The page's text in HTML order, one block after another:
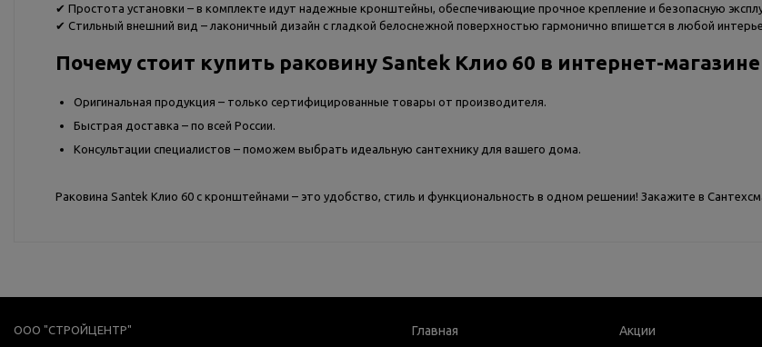
✔ Простота установки – в комплекте идут надежные кронштейны, обеспечивающие прочное крепление и безопасную
✔ Стильный внешний вид – лаконичный дизайн с гладкой белоснежной поверхностью гармонично впишется в любой
Почему стоит купить раковину Santek Клио 60 в интернет-
Оригинальная продукция – только сертифицированные товары от производителя.
Быстрая доставка – по всей России.
Консультации специалистов – поможем выбрать идеальную сантехнику для вашего дома.
Раковина Santek Клио 60 с кронштейнами – это удобство, стиль и функциональность в одном решении! Закажите в
ООО "СТРОЙЦЕНТР"
Главная
Акции